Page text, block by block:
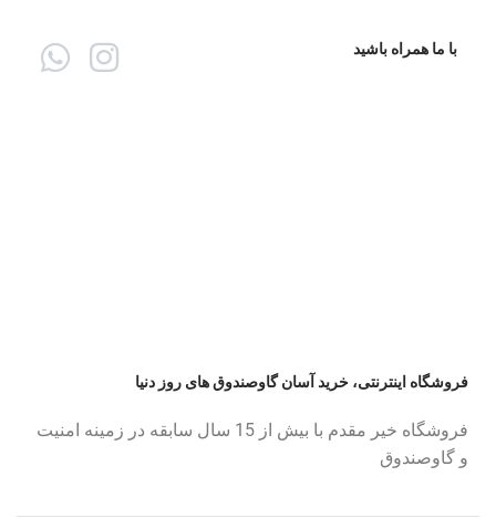
با ما همراه باشید
فروشگاه اینترنتی، خرید آسان گاوصندوق های روز دنیا
فروشگاه خیر مقدم با بیش از 15 سال سابقه در زمینه امنیت
و گاوصندوق